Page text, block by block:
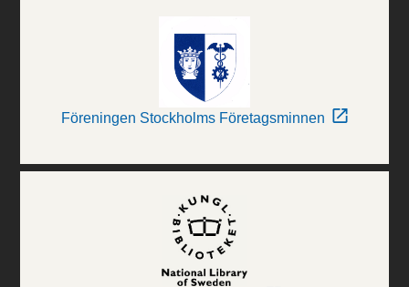
Föreningen Stockholms Företagsminnen